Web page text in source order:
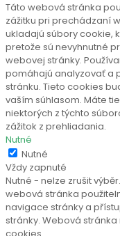
Táto webová stránka
zážitku pri prechádzaní
ukladajú súbory cookie,
pretože sú nevyhnutné
webovej stránky.
pomáhajú analyzovať a
stránku. Tieto cookies
vaším súhlasom. Máte
niektorých z týchto
zážitok z prehliadania.
Nutné
Nutné
Vždy zapnuté
Nutné - nelze zrušit
webová stránka
navigace stránky a
stránky. Webová